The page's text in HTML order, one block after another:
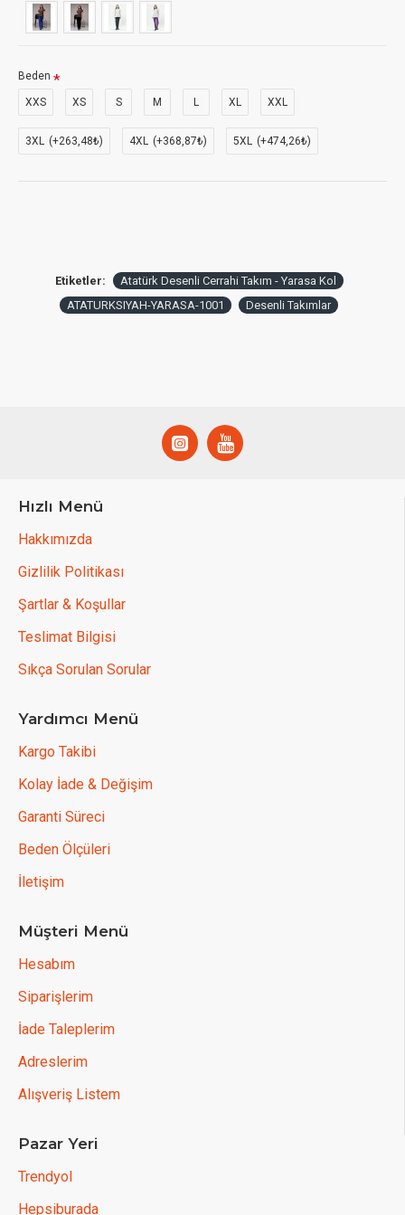
Beden
XXS XS S M L XL XXL
3XL (+263,48₺) 4XL (+368,87₺) 5XL (+474,26₺)
Etiketler:
Atatürk Desenli Cerrahi Takım - Yarasa Kol
ATATURKSIYAH-YARASA-1001
Desenli Takımlar
Hızlı Menü
Hakkımızda
Gizlilik Politikası
Şartlar & Koşullar
Teslimat Bilgisi
Sıkça Sorulan Sorular
Yardımcı Menü
Kargo Takibi
Kolay İade & Değişim
Garanti Süreci
Beden Ölçüleri
İletişim
Müşteri Menü
Hesabım
Siparişlerim
İade Taleplerim
Adreslerim
Alışveriş Listem
Pazar Yeri
Trendyol
Hepsiburada